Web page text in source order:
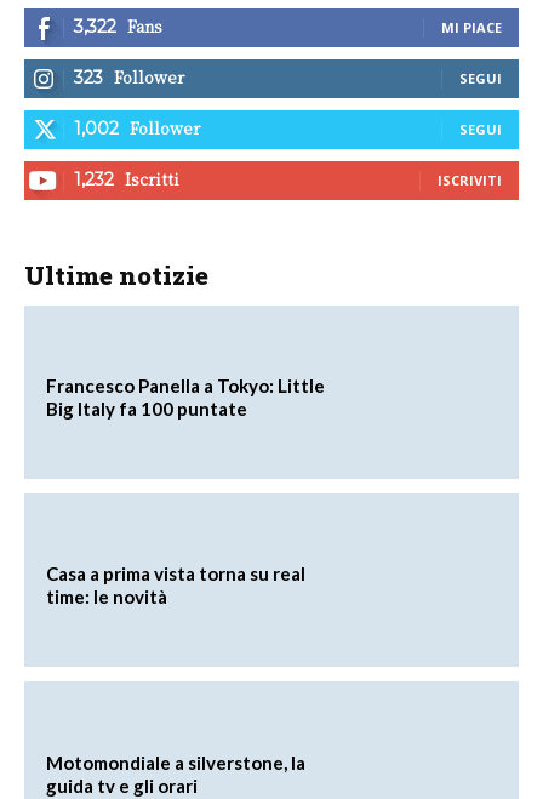
3,322 Fans MI PIACE
323 Follower SEGUI
1,002 Follower SEGUI
1,232 Iscritti ISCRIVITI
Ultime notizie
Francesco Panella a Tokyo: Little
Big Italy fa 100 puntate
Casa a prima vista torna su real
time: le novità
Motomondiale a silverstone, la
guida tv e gli orari